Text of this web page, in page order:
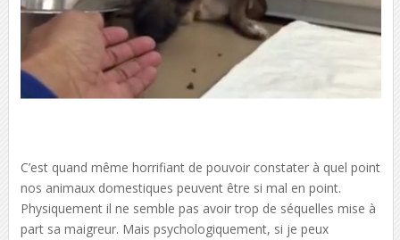
C’est quand même horrifiant de pouvoir constater à quel point
nos animaux domestiques peuvent être si mal en point.
Physiquement il ne semble pas avoir trop de séquelles mise à
part sa maigreur. Mais psychologiquement, si je peux